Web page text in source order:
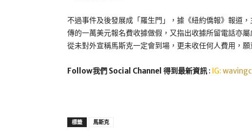
不過事件及後發展成「羅生門」，據《紐約僑報》報道
傳的一萬美元報名費收據做假，又指出收據所留電話亦
從未對外宣稱馬斯克一定會到場，更未收任何人費用，願
Follow我們 Social Channel 得到最新資訊 : IG:
標籤 馬斯克